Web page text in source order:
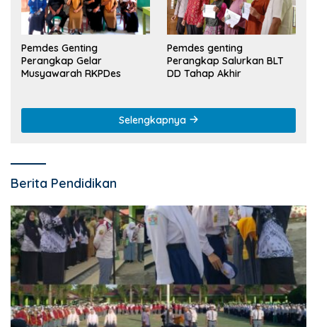
Pemdes Genting
Perangkap Gelar
Musyawarah RKPDes
Pemdes genting
Perangkap Salurkan BLT
DD Tahap Akhir
Selengkapnya
Berita Pendidikan